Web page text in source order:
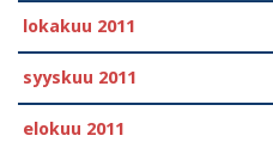
lokakuu 2011
syyskuu 2011
elokuu 2011